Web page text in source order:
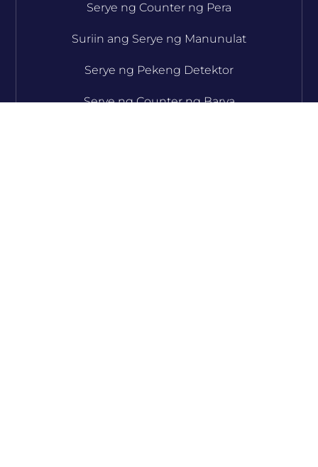
Serye ng Counter ng Pera
Suriin ang Serye ng Manunulat
Serye ng Pekeng Detektor
Serye ng Counter ng Barya